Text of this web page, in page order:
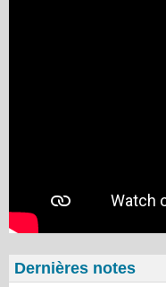
Dernières notes